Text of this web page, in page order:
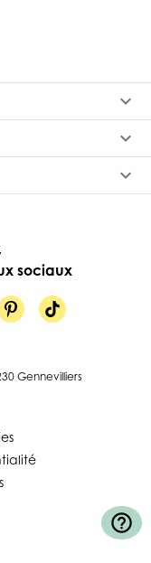
keyboard_arrow_down
keyboard_arrow_down
keyboard_arrow_down
sociaux
Gennevilliers
help_outline